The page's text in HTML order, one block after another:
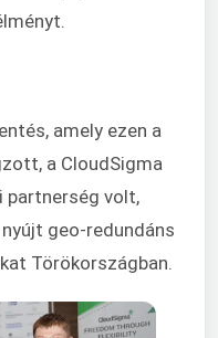
amely ezen a
a CloudSigma
partnerség volt,
geo-redundáns
Törökországban.